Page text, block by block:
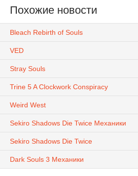
Похожие новости
Bleach Rebirth of Souls
VED
Stray Souls
Trine 5 A Clockwork Conspiracy
Weird West
Sekiro Shadows Die Twice Механики
Sekiro Shadows Die Twice
Dark Souls 3 Механики